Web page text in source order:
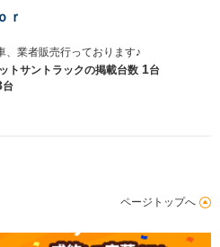
ｒ
、業者販売行っております♪
トサントラックの掲載台数 1台
台
ページトップへ